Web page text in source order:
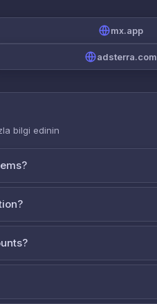
mx.app
adsterra.com
bilgi edinin